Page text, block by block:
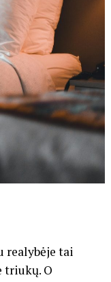
realybėje tai
triukų. O